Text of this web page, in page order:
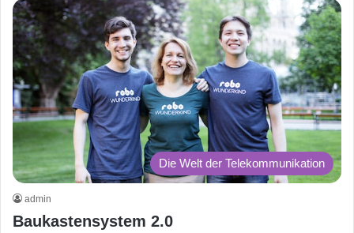
Die Welt der Telekommunikation
admin
Baukastensystem 2.0